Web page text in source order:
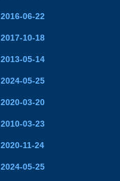
2016-06-22
2017-10-18
2013-05-14
2024-05-25
2020-03-20
2010-03-23
2020-11-24
2024-05-25